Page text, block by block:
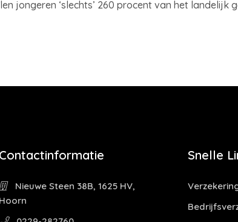
jongeren ‘slechts’ 260 procent van het landelijk
Contactinformatie
Nieuwe Steen 38B, 1625 HV,
Hoorn
Snelle